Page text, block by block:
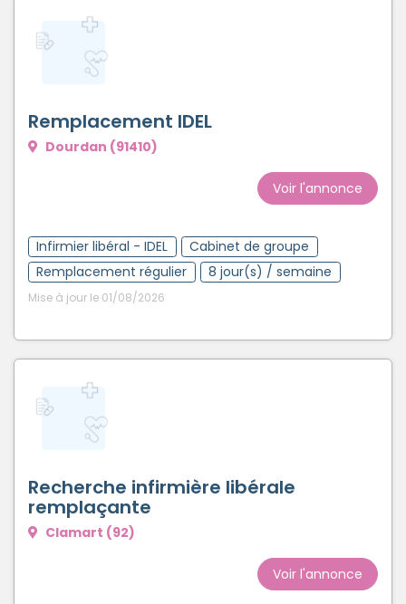
Remplacement IDEL
Dourdan (91410)
Voir l'annonce
Infirmier libéral - IDEL
Cabinet de groupe
Remplacement régulier
8 jour(s) / semaine
Mise à jour le 01/08/2026
Recherche infirmière libérale
remplaçante
Clamart (92)
Voir l'annonce